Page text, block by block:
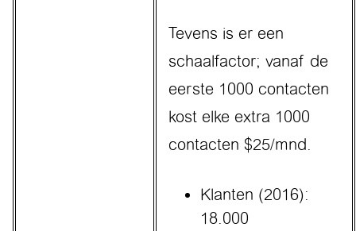
Tevens is er een
schaalfactor; vanaf de
eerste 1000 contacten
kost elke extra 1000
contacten $25/mnd.
Klanten (2016):
18.000